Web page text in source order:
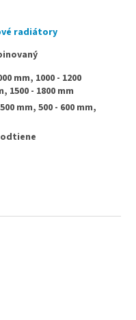
radiátory
mm, 1000 - 1200
1500 - 1800 mm
mm, 500 - 600 mm,